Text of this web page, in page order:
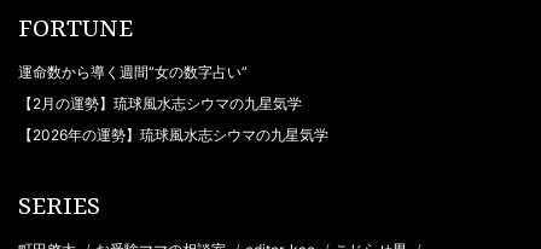
FORTUNE
運命数から導く週間“女の数字占い”
【2月の運勢】琉球風水志シウマの九星気学
【2026年の運勢】琉球風水志シウマの九星気学
SERIES